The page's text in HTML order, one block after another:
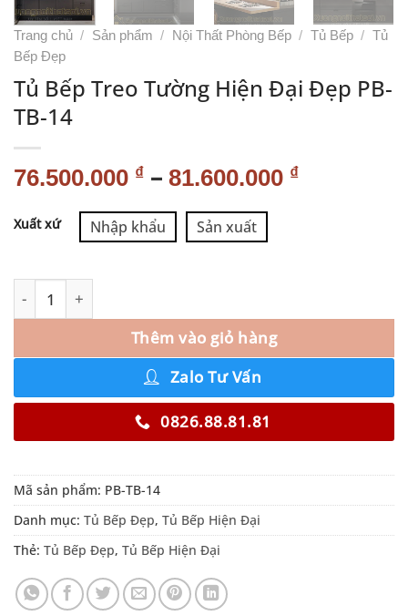
Trang chủ / Sản phẩm / Nội Thất Phòng Bếp / Tủ Bếp / Tủ
Bếp Đẹp
Tủ Bếp Treo Tường Hiện Đại Đẹp PB-
TB-14
76.500.000 ₫ – 81.600.000 ₫
Xuất xứ Nhập khẩu Sản xuất
Thêm vào giỏ hàng
Alternative:
Zalo Tư Vấn
0826.88.81.81
Mã sản phẩm: PB-TB-14
Danh mục: Tủ Bếp Đẹp, Tủ Bếp Hiện Đại
Thẻ: Tủ Bếp Đẹp, Tủ Bếp Hiện Đại